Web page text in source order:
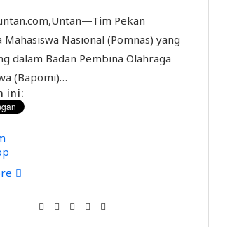
Pekan
Mahasiswa Nasional (Pomnas) yang
dalam Badan Pembina Olahraga
(Bapomi)…
ini: